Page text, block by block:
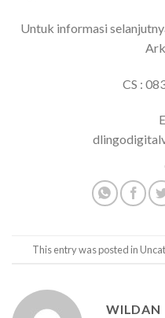
Untuk informasi
CS :
This entry was posted in
WILDAN